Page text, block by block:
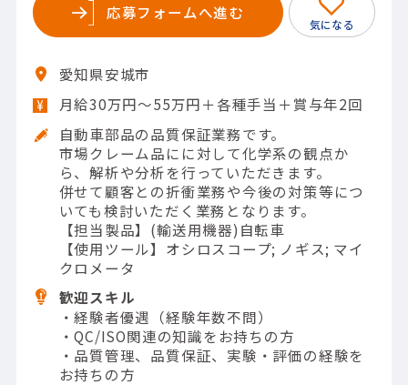
応募フォームへ進む
愛知県安城市
月給30万円～55万円＋各種手当＋賞与年2回
自動車部品の品質保証業務です。
市場クレーム品にに対して化学系の観点か
ら、解析や分析を行っていただきます。
併せて顧客との折衝業務や今後の対策等につ
いても検討いただく業務となります。
【担当製品】(輸送用機器)自転車
【使用ツール】オシロスコープ; ノギス; マイ
クロメータ
歓迎スキル
・経験者優遇（経験年数不問）
・QC/ISO関連の知識をお持ちの方
・品質管理、品質保証、実験・評価の経験を
お持ちの方